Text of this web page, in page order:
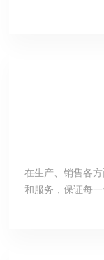
在生产、销售各
和服务，保证每